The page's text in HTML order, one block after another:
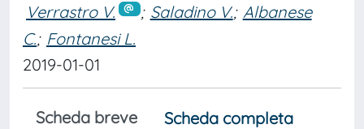
Verrastro V. ; Saladino V.; Albanese
C.; Fontanesi L.
2019-01-01
Scheda breve
Scheda completa